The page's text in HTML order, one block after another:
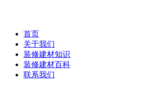
首页
关于我们
装修建材知识
装修建材百科
联系我们